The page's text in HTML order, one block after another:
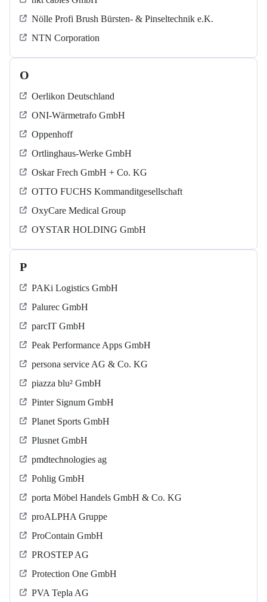
Nölle Profi Brush Bürsten- & Pinseltechnik e.K.
NTN Corporation
O
Oerlikon Deutschland
ONI-Wärmetrafo GmbH
Oppenhoff
Ortlinghaus-Werke GmbH
Oskar Frech GmbH + Co. KG
OTTO FUCHS Kommanditgesellschaft
OxyCare Medical Group
OYSTAR HOLDING GmbH
P
PAKi Logistics GmbH
Palurec GmbH
parcIT GmbH
Peak Performance Apps GmbH
persona service AG & Co. KG
piazza blu² GmbH
Pinter Signum GmbH
Planet Sports GmbH
Plusnet GmbH
pmdtechnologies ag
Pohlig GmbH
porta Möbel Handels GmbH & Co. KG
proALPHA Gruppe
ProContain GmbH
PROSTEP AG
Protection One GmbH
PVA Tepla AG